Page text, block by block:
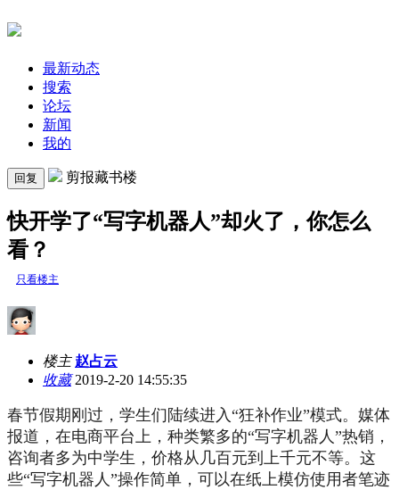
最新动态
搜索
论坛
新闻
我的
回复 剪报藏书楼
快开学了“写字机器人”却火了，你怎么
看？
只看楼主
楼主 赵占云
收藏2019-2-20 14:55:35
春节假期刚过，学生们陆续进入“狂补作业”模式。媒体
报道，在电商平台上，种类繁多的“写字机器人”热销，
咨询者多为中学生，价格从几百元到上千元不等。这
些“写字机器人”操作简单，可以在纸上模仿使用者笔迹